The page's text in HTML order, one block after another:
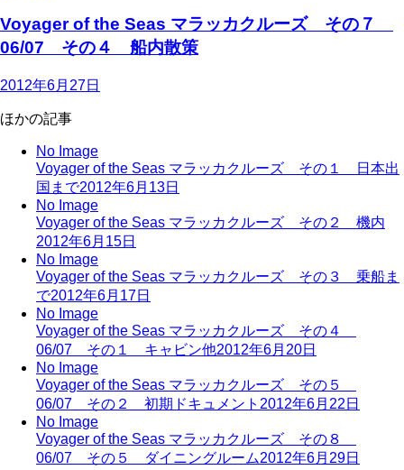
Voyager of the Seas マラッカクルーズ その７
06/07 その４ 船内散策
2012年6月27日
ほかの記事
No Image
Voyager of the Seas マラッカクルーズ その１ 日本出
国まで2012年6月13日
No Image
Voyager of the Seas マラッカクルーズ その２ 機内
2012年6月15日
No Image
Voyager of the Seas マラッカクルーズ その３ 乗船ま
で2012年6月17日
No Image
Voyager of the Seas マラッカクルーズ その４
06/07 その１ キャビン他2012年6月20日
No Image
Voyager of the Seas マラッカクルーズ その５
06/07 その２ 初期ドキュメント 2012年6月22日
No Image
Voyager of the Seas マラッカクルーズ その８
06/07 その５ ダイニングルーム2012年6月29日